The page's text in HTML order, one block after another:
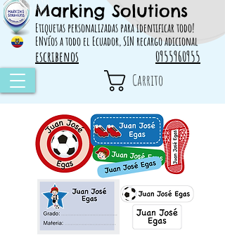
Marking Solutions
Etiquetas personalizadas para identificar todo!
ENvíos a todo el Ecuador, SIN recargo adicional
314828 498717
escribenos 0955960955
Carrito